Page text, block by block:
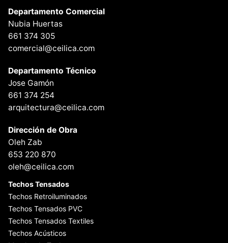
Departamento Comercial
Nubia Huertas
661 374 305
comercial@ceilica.com
Departamento Técnico
Jose Gamón
661 374 254
arquitectura@ceilica.com
Dirección de Obra
Oleh Zab
653 220 870
oleh@ceilica.com
Techos Tensados
Techos Retroiluminados
Techos Tensados PVC
Techos Tensados Textiles
Techos Acústicos